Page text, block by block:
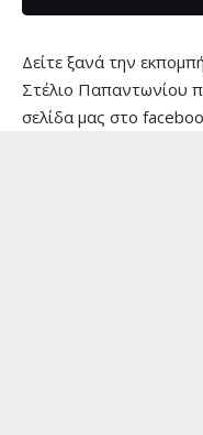
Δείτε ξανά την
Στέλιο Παπαντωνίου
σελίδα μας στο